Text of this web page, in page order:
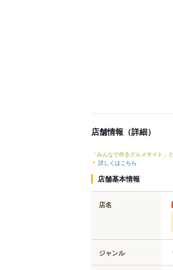
店舗情報（詳細）
「みんなで作るグルメサイト」
詳しくはこちら
店舗基本情報
店名
ジャンル